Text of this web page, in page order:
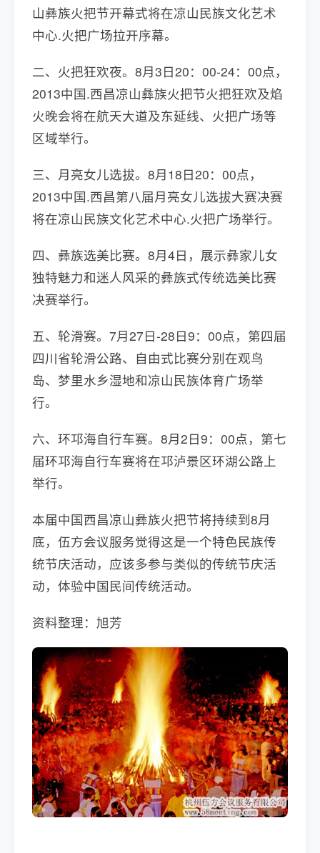
山彝族火把节开幕式将在凉山民族文化艺术
中心.火把广场拉开序幕。
二、火把狂欢夜。8月3日20：00-24：00点，
2013中国.西昌凉山彝族火把节火把狂欢及焰
火晚会将在航天大道及东延线、火把广场等
区域举行。
三、月亮女儿选拔。8月18日20：00点，
2013中国.西昌第八届月亮女儿选拔大赛决赛
将在凉山民族文化艺术中心.火把广场举行。
四、彝族选美比赛。8月4日，展示彝家儿女
独特魅力和迷人风采的彝族式传统选美比赛
决赛举行。
五、轮滑赛。7月27日-28日9：00点，第四届
四川省轮滑公路、自由式比赛分别在观鸟
岛、梦里水乡湿地和凉山民族体育广场举
行。
六、环邛海自行车赛。8月2日9：00点，第七
届环邛海自行车赛将在邛泸景区环湖公路上
举行。
本届中国西昌凉山彝族火把节将持续到8月
底，伍方会议服务觉得这是一个特色民族传
统节庆活动，应该多参与类似的传统节庆活
动，体验中国民间传统活动。
资料整理：旭芳